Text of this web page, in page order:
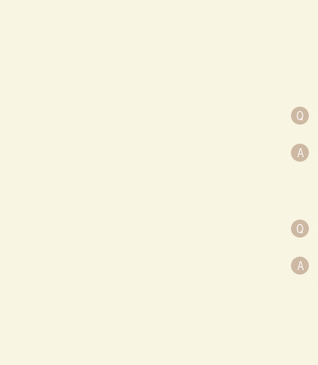
Q
A
Q
A